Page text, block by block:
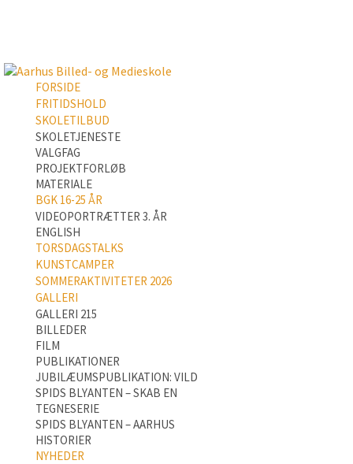
FORSIDE
FRITIDSHOLD
SKOLETILBUD
SKOLETJENESTE
VALGFAG
PROJEKTFORLØB
MATERIALE
BGK 16-25 ÅR
VIDEOPORTRÆTTER 3. ÅR
ENGLISH
TORSDAGSTALKS
KUNSTCAMPER
SOMMERAKTIVITETER 2026
GALLERI
GALLERI 215
BILLEDER
FILM
PUBLIKATIONER
JUBILÆUMSPUBLIKATION: VILD
SPIDS BLYANTEN – SKAB EN
TEGNESERIE
SPIDS BLYANTEN – AARHUS
HISTORIER
NYHEDER